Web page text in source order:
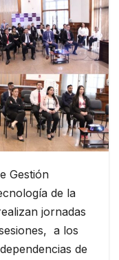
Gestión
de la
jornadas
a los
de